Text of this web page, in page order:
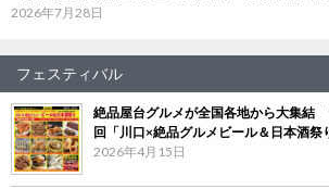
2026年7月28日
フェスティバル
絶品屋台グルメが全国各地から大集結
回「川口×絶品グルメビール＆日本酒祭
2026年4月15日